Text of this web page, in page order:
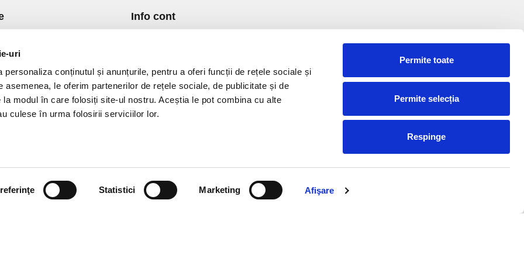
uri
personaliza conținutul și anunțurile, pentru a oferi funcții de rețele sociale și
asemenea, le oferim partenerilor de rețele sociale, de publicitate și de
modul în care folosiți site-ul nostru. Aceștia le pot combina cu alte
culese în urma folosirii serviciilor lor.
Statistici Marketing Afişare
Permite toate
Permite selecția
Respinge
si Plata
de Returnare
de confidentialitate
Cookies
si conditii
Info cont
Lista Favorite
GDPR - Protectia datelor
Contact